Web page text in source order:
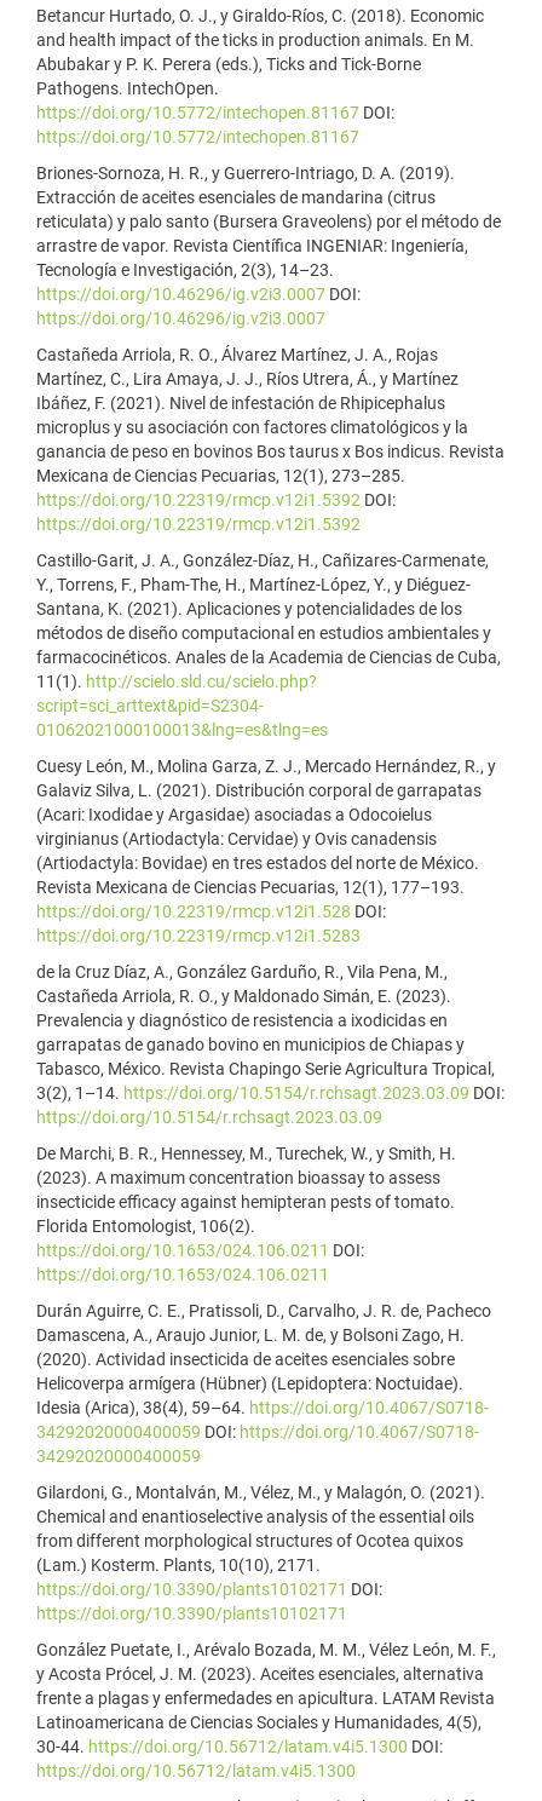
Betancur Hurtado, O. J., y Giraldo-Ríos, C. (2018). Economic
and health impact of the ticks in production animals. En M.
Abubakar y P. K. Perera (eds.), Ticks and Tick-Borne
Pathogens. IntechOpen.
https://doi.org/10.5772/intechopen.81167 DOI:
https://doi.org/10.5772/intechopen.81167
Briones-Sornoza, H. R., y Guerrero-Intriago, D. A. (2019).
Extracción de aceites esenciales de mandarina (citrus
reticulata) y palo santo (Bursera Graveolens) por el método de
arrastre de vapor. Revista Científica INGENIAR: Ingeniería,
Tecnología e Investigación, 2(3), 14–23.
https://doi.org/10.46296/ig.v2i3.0007 DOI:
https://doi.org/10.46296/ig.v2i3.0007
Castañeda Arriola, R. O., Álvarez Martínez, J. A., Rojas
Martínez, C., Lira Amaya, J. J., Ríos Utrera, Á., y Martínez
Ibáñez, F. (2021). Nivel de infestación de Rhipicephalus
microplus y su asociación con factores climatológicos y la
ganancia de peso en bovinos Bos taurus x Bos indicus. Revista
Mexicana de Ciencias Pecuarias, 12(1), 273–285.
https://doi.org/10.22319/rmcp.v12i1.5392 DOI:
https://doi.org/10.22319/rmcp.v12i1.5392
Castillo-Garit, J. A., González-Díaz, H., Cañizares-Carmenate,
Y., Torrens, F., Pham-The, H., Martínez-López, Y., y Diéguez-
Santana, K. (2021). Aplicaciones y potencialidades de los
métodos de diseño computacional en estudios ambientales y
farmacocinéticos. Anales de la Academia de Ciencias de Cuba,
11(1). http://scielo.sld.cu/scielo.php?
script=sci_arttext&pid=S2304-
01062021000100013&lng=es&tlng=es
Cuesy León, M., Molina Garza, Z. J., Mercado Hernández, R., y
Galaviz Silva, L. (2021). Distribución corporal de garrapatas
(Acari: Ixodidae y Argasidae) asociadas a Odocoielus
virginianus (Artiodactyla: Cervidae) y Ovis canadensis
(Artiodactyla: Bovidae) en tres estados del norte de México.
Revista Mexicana de Ciencias Pecuarias, 12(1), 177–193.
https://doi.org/10.22319/rmcp.v12i1.528 DOI:
https://doi.org/10.22319/rmcp.v12i1.5283
de la Cruz Díaz, A., González Garduño, R., Vila Pena, M.,
Castañeda Arriola, R. O., y Maldonado Simán, E. (2023).
Prevalencia y diagnóstico de resistencia a ixodicidas en
garrapatas de ganado bovino en municipios de Chiapas y
Tabasco, México. Revista Chapingo Serie Agricultura Tropical,
3(2), 1–14. https://doi.org/10.5154/r.rchsagt.2023.03.09 DOI:
https://doi.org/10.5154/r.rchsagt.2023.03.09
De Marchi, B. R., Hennessey, M., Turechek, W., y Smith, H.
(2023). A maximum concentration bioassay to assess
insecticide efficacy against hemipteran pests of tomato.
Florida Entomologist, 106(2).
https://doi.org/10.1653/024.106.0211 DOI:
https://doi.org/10.1653/024.106.0211
Durán Aguirre, C. E., Pratissoli, D., Carvalho, J. R. de, Pacheco
Damascena, A., Araujo Junior, L. M. de, y Bolsoni Zago, H.
(2020). Actividad insecticida de aceites esenciales sobre
Helicoverpa armígera (Hübner) (Lepidoptera: Noctuidae).
Idesia (Arica), 38(4), 59–64. https://doi.org/10.4067/S0718-
34292020000400059 DOI: https://doi.org/10.4067/S0718-
34292020000400059
Gilardoni, G., Montalván, M., Vélez, M., y Malagón, O. (2021).
Chemical and enantioselective analysis of the essential oils
from different morphological structures of Ocotea quixos
(Lam.) Kosterm. Plants, 10(10), 2171.
https://doi.org/10.3390/plants10102171 DOI:
https://doi.org/10.3390/plants10102171
González Puetate, I., Arévalo Bozada, M. M., Vélez León, M. F.,
y Acosta Prócel, J. M. (2023). Aceites esenciales, alternativa
frente a plagas y enfermedades en apicultura. LATAM Revista
Latinoamericana de Ciencias Sociales y Humanidades, 4(5),
30-44. https://doi.org/10.56712/latam.v4i5.1300 DOI:
https://doi.org/10.56712/latam.v4i5.1300